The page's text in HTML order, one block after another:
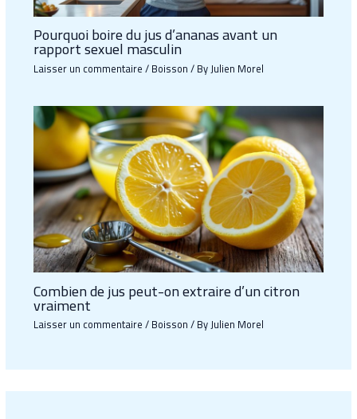
Pourquoi boire du jus d’ananas avant un
rapport sexuel masculin
Laisser un commentaire/Boisson/ ByJulien Morel
Combien de jus peut-on extraire d’un citron
vraiment
Laisser un commentaire/Boisson/ ByJulien Morel